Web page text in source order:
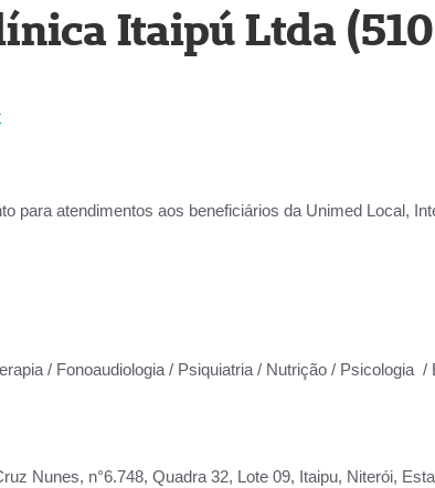
Itaipú Ltda
para atendimentos aos beneficiários da Unimed Local,
/ Fonoaudiologia / Psiquiatria / Nutrição / Psicologia /
Nunes, n°6.748, Quadra 32, Lote 09, Itaipu, Niterói,